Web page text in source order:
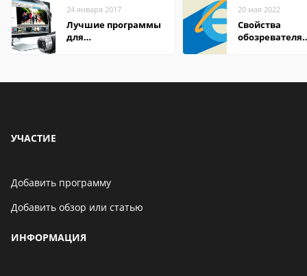
24 января 2017
Лучшие программы
для
20 мая 2022
Свойства
обозревателя
УЧАСТИЕ
Добавить программу
Добавить обзор или статью
ИНФОРМАЦИЯ